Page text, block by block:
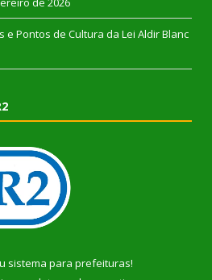
e Pontos de Cultura da Lei Aldir Blanc
sistema para prefeituras!